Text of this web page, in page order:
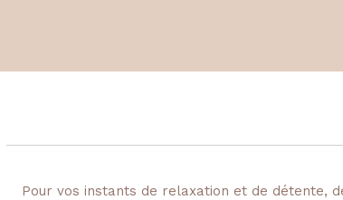
Pour vos instants de relaxation et de détente,